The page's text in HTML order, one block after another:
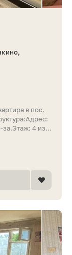
в пос.
за.Этаж: 4 из...